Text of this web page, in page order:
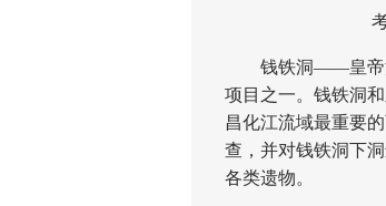
钱铁洞——皇帝洞
项目之一。钱铁洞
昌化江流域最重要
查，并对钱铁洞下
各类遗物。